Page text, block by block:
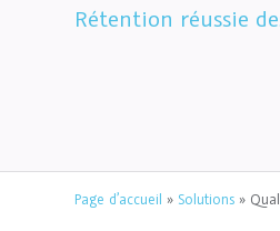
Rétention réussie
Page d’accueil » Solutions »